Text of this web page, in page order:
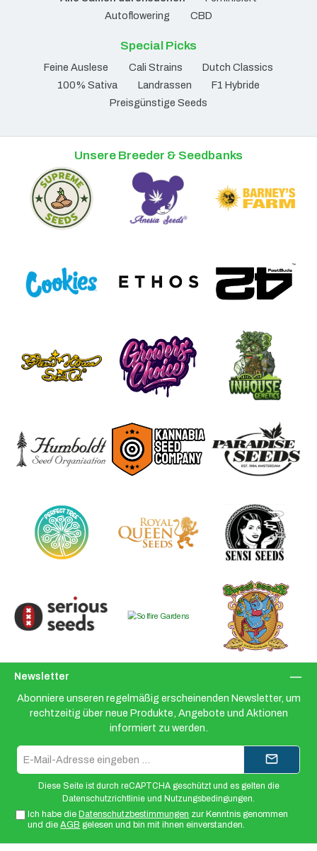
Autoflowering
CBD
Special Picks
Feine Auslese Cali Strains
Dutch Classics
100% Sativa
Landrassen
F1 Hybride
Preisgünstige Seeds
Unsere Breeder & Seedbanks
Newsletter
Abonniere unseren regelmäßig erscheinenden Newsletter, um
rechtzeitig über neue Produkte, Angebote und Aktionen
informiert zu werden.
Mail-
Adresse*
Diese Seite ist durch reCAPTCHA geschützt und es gelten die
Datenschutzrichtlinie und Nutzungsbedingungen
Ich habe die Datenschutzbestimmungen zur Kenntnis genommen
und dieAGB gelesen und bin mit ihnen einverstanden.